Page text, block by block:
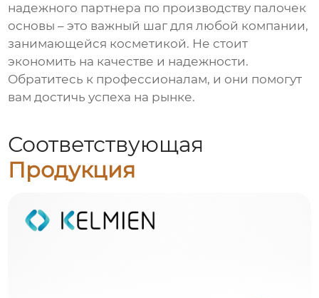
надежного партнера по производству палочек
основы – это важный шаг для любой компании,
занимающейся косметикой. Не стоит
экономить на качестве и надежности.
Обратитесь к профессионалам, и они помогут
вам достичь успеха на рынке.
Соответствующая
Продукция